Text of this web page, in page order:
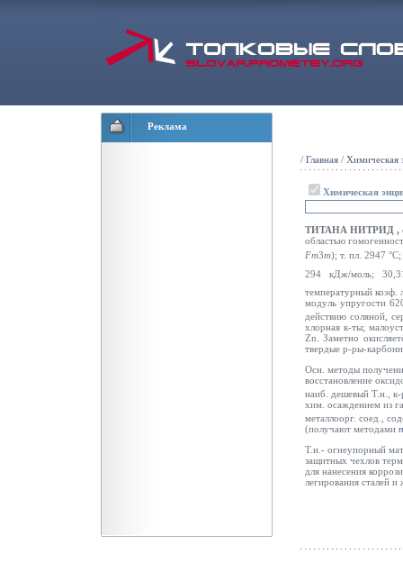
Реклама
/ Главная / Химическая
Химическая
ТИТАНА НИТРИД ,
областью
Fm3m); т. пл. 2947
294 кДж/моль;
температурный коэф.
модуль упругости
действию соляной,
хлорная к-ты;
Zn. Заметно
твердые р-ры-
Осн. методы
восстановление
наиб. дешевый Т.н., к-
хим. осаждением из
металлоорг. соед.,
(получают методами
Т.н.- огнеупорный
защитных чехлов
для нанесения
легирования сталей